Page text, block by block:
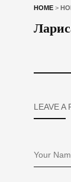
HOME >
LEAVE A